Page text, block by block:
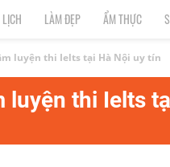
LÀM ĐẸP ẨM THỰC
luyện thi Ielts tại Hà Nội uy tín
luyện thi Ielts